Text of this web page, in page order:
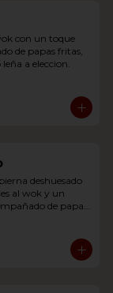
con un toque
de papas fritas,
a eleccion.
deshuesado
al wok y un
de papas